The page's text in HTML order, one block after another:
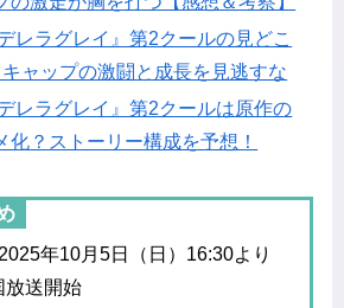
レラグレイ』第2クールの見どこ
ャップの激闘と成長を見逃すな
レラグレイ』第2クールは原作の
化？ストーリー構成を予想！
年10月5日（日）16:30より
放送開始